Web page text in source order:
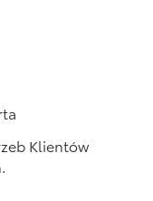
Klientów